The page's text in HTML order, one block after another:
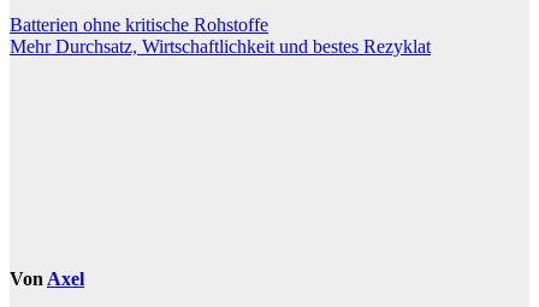
Beitragsnavigation
Batterien ohne kritische Rohstoffe
Mehr Durchsatz, Wirtschaftlichkeit und bestes Rezyklat
Von Axel